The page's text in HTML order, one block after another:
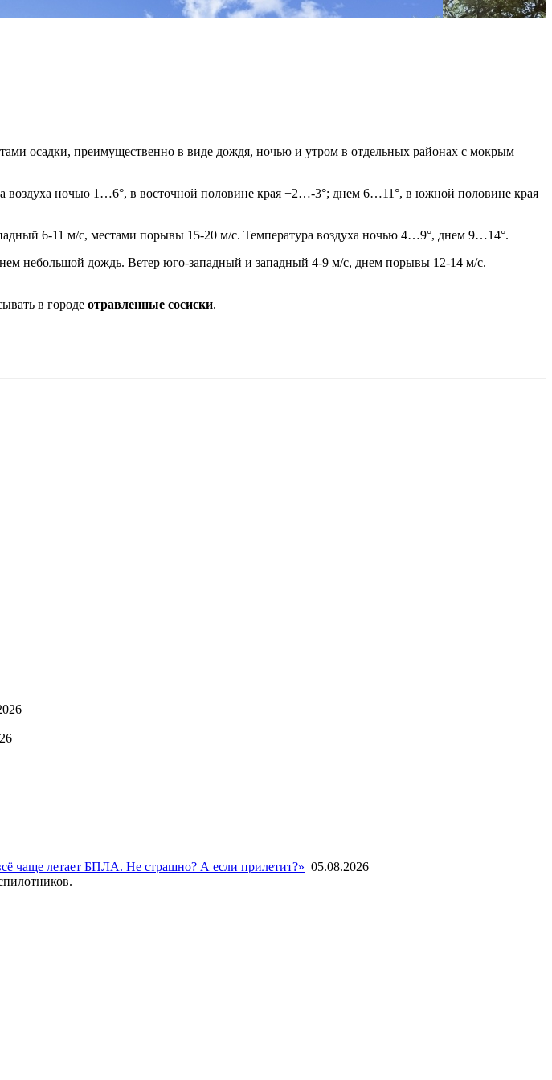
осадки, преимущественно в виде дождя, ночью и утром в отдельных районах с мокрым
ночью 1…6°, в восточной половине края +2…-3°; днем 6…11°, в южной половине края
6-11 м/с, местами порывы 15-20 м/с. Температура воздуха ночью 4…9°, днем 9…14°.
небольшой дождь. Ветер юго-западный и западный 4-9 м/с, днем порывы 12-14 м/с.
в городе отравленные сосиски.
чаще летает БПЛА. Не страшно? А если прилетит?» 05.08.2026